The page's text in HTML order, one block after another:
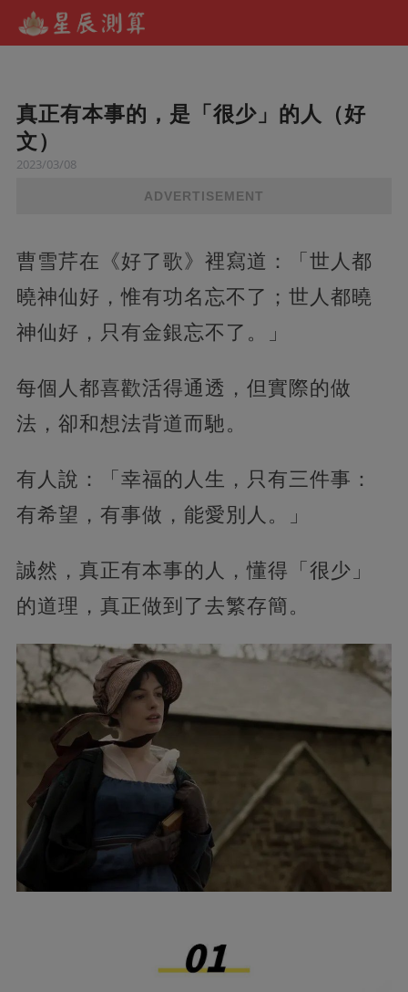
真正有本事的，是「很少」的人（好
文）
2023/03/08
ADVERTISEMENT
曹雪芹在《好了歌》裡寫道：「世人都
曉神仙好，惟有功名忘不了；世人都曉
神仙好，只有金銀忘不了。」
每個人都喜歡活得通透，但實際的做
法，卻和想法背道而馳。
有人說：「幸福的人生，只有三件事：
有希望，有事做，能愛別人。」
誠然，真正有本事的人，懂得「很少」
的道理，真正做到了去繁存簡。